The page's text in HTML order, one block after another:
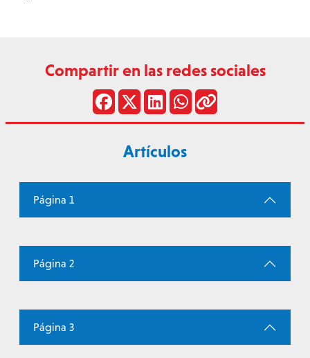
Compartir en las redes sociales
Artículos
Página 1
Página 2
Página 3